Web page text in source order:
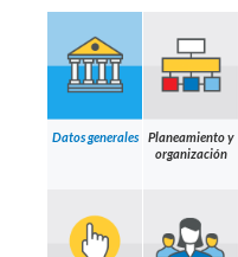
Datos generales
Planeamiento y
organización